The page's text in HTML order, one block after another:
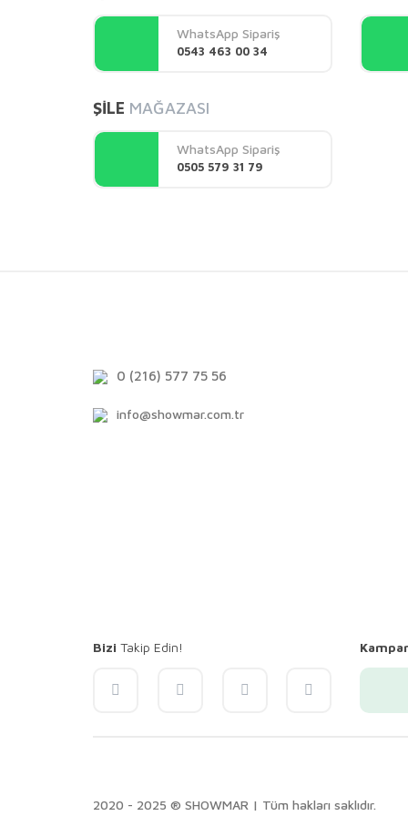
Ürün açıklamasında eksik bilgiler bulunuyor.
Ürün bilgilerinde hatalar bulunuyor.
Ürün fiyatı diğer sitelerden daha pahalı.
Bu ürüne benzer farklı alternatifler olmalı.
WhatsApp Sipariş
0543 463 00 34
ŞİLE MAĞAZASI
WhatsApp Sipariş
0505 579 31 79
0 (216) 577 75 56
info@showmar.com.tr
Bizi Takip Edin!
2020 - 2025 ® SHOWMAR | Tüm hakları saklıdır.